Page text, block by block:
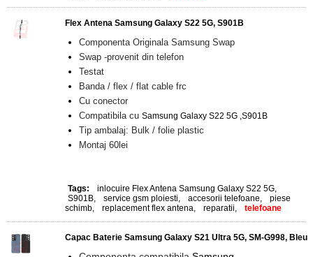
Flex Antena Samsung Galaxy S22 5G, S901B
Componenta Originala Samsung Swap
Swap -provenit din telefon
Testat
Banda / flex / flat cable frc
Cu conector
Compatibila cu Samsung Galaxy S22 5G ,S901B
Tip ambalaj: Bulk / folie plastic
Montaj 60lei
Tags: inlocuire Flex Antena Samsung Galaxy S22 5G,
S901B, service gsm ploiesti, accesorii telefoane,
piese
schimb, replacement flex antena, reparatii, telefoane
Capac Baterie Samsung Galaxy S21 Ultra 5G, SM-G998, Bleu